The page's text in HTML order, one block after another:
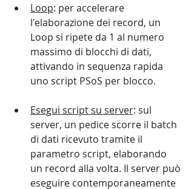
Loop: per accelerare
l'elaborazione dei record, un
Loop si ripete da 1 al numero
massimo di blocchi di dati,
attivando in sequenza rapida
uno script PSoS per blocco.
Esegui script su server: sul
server, un pedice scorre il batch
di dati ricevuto tramite il
parametro script, elaborando
un record alla volta. Il server può
eseguire contemporaneamente